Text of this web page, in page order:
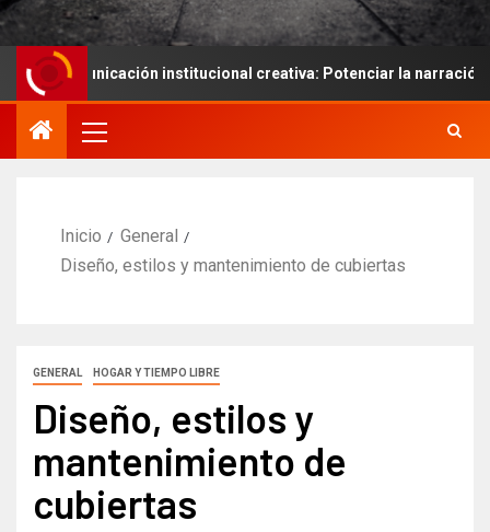
institucional creativa: Potenciar la narración de
Inicio
General
Diseño, estilos y mantenimiento de cubiertas
GENERAL HOGAR Y TIEMPO LIBRE
Diseño, estilos y
mantenimiento de
cubiertas